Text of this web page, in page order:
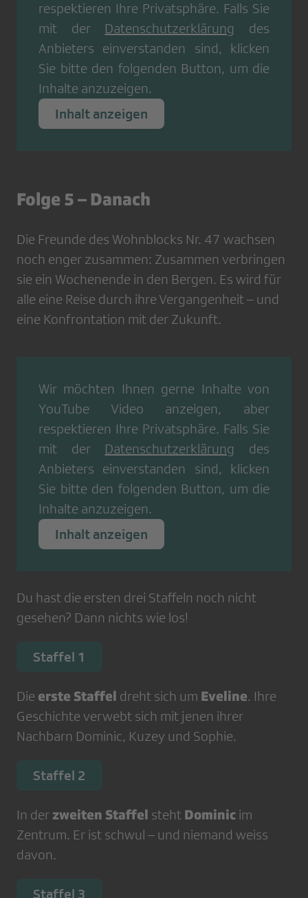
respektieren Ihre Privatsphäre. Falls Sie
mit der Datenschutzerklärung
des
Anbieters einverstanden sind, klicken
Sie bitte den folgenden Button, um die
Inhalte anzuzeigen.
Inhalt anzeigen
Folge 5 – ​​​​​​​​​​​​​​Danach
Die Freunde des Wohnblocks Nr. 47 wachsen
noch enger zusammen: Zusammen verbringen
sie ein Wochenende in den Bergen. Es wird für
alle eine Reise durch ihre Vergangenheit – und
eine Konfrontation mit der Zukunft.
Wir möchten Ihnen gerne Inhalte von
YouTube Video anzeigen, aber
respektieren Ihre Privatsphäre. Falls Sie
mit der Datenschutzerklärung
des
Anbieters einverstanden sind, klicken
Sie bitte den folgenden Button, um die
Inhalte anzuzeigen.
Inhalt anzeigen
Du hast die ersten drei Staffeln noch nicht
gesehen? Dann nichts wie los!
Staffel 1
Die erste Staffel dreht sich um Eveline. Ihre
Geschichte verwebt sich mit jenen ihrer
Nachbarn Dominic, Kuzey und Sophie.
Staffel 2
In der zweiten Staffel steht Dominic im
Zentrum. Er ist schwul – und niemand weiss
davon.
Staffel 3